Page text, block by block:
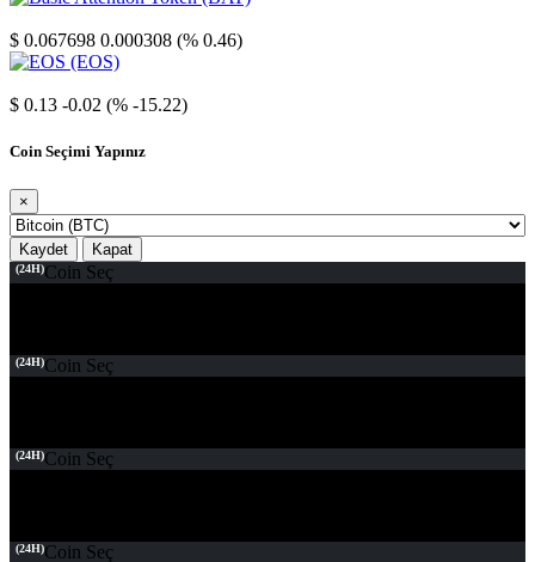
$ 0.067698 0.000308 (% 0.46)
$ 0.13 -0.02 (% -15.22)
Coin Seçimi Yapınız
×
Kaydet Kapat
(24H)Coin Seç
(24H)Coin Seç
(24H)Coin Seç
(24H)Coin Seç